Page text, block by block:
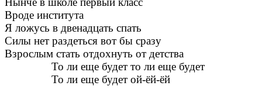
Вроде института
Я ложусь в двенадцать спать
Силы нет раздеться вот бы сразу
Взрослым стать отдохнуть от детства
То ли еще будет то ли еще будет
То ли еще будет ой-ёй-ёй